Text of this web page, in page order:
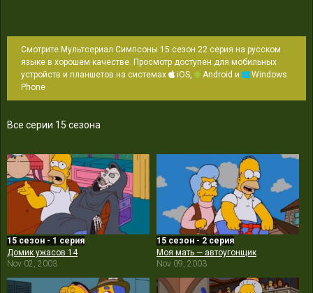
Смотрите Мультсериал Симпсоны 15 сезон 22 серия на русском
языке в хорошем качестве. Просмотр доступен для мобильных
устройств и планшетов на системах
iOS, Android и
Windows
Phone
Все серии 15 сезона
15 сезон - 1 серия
Домик ужасов 14
Nov 02, 2003
15 сезон - 2 серия
Моя мать — автоугонщик
Nov 09, 2003